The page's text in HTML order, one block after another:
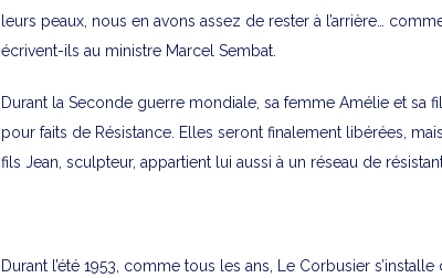
leurs peaux, nous en avons assez de rester à l’arrière…
écrivent-ils au ministre Marcel Sembat.
Durant la Seconde guerre mondiale, sa femme Amélie et sa
pour faits de Résistance. Elles seront finalement libérées,
fils Jean, sculpteur, appartient lui aussi à un réseau de
Durant l’été 1953, comme tous les ans, Le Corbusier